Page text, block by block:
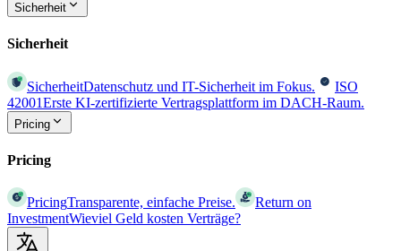
Sicherheit
Sicherheit
SicherheitDatenschutz und IT-Sicherheit im Fokus.
ISO
42001Erste KI-zertifizierte Vertragsplattform im DACH-Raum.
Pricing
Pricing
PricingTransparente, einfache Preise.
Return on
InvestmentWieviel Geld kosten Verträge?